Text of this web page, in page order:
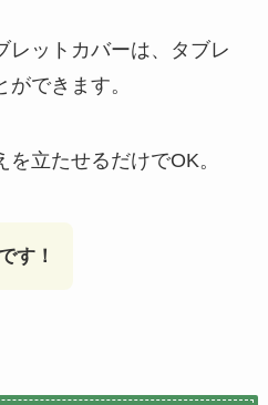
レットカバーは、タブレ
できます。
立たせるだけでOK。
す！